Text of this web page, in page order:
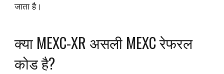
जाता है।
क्या MEXC-XR असली MEXC रेफरल
कोड है?